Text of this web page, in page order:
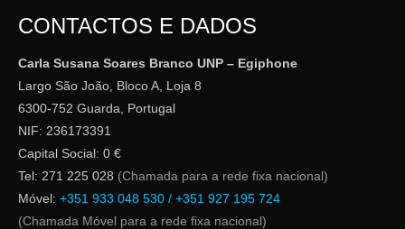
CONTACTOS E DADOS
Carla Susana Soares Branco UNP – Egiphone
Largo São João, Bloco A, Loja 8
6300-752 Guarda, Portugal
NIF: 236173391
Capital Social: 0 €
Tel: 271 225 028 (Chamada para a rede fixa nacional)
Móvel: +351 933 048 530 / +351 927 195 724
(Chamada Móvel para a rede fixa nacional)